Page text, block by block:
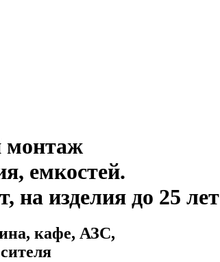
монтаж
емкостей.
изделия до 25 лет
кафе, АЗС,